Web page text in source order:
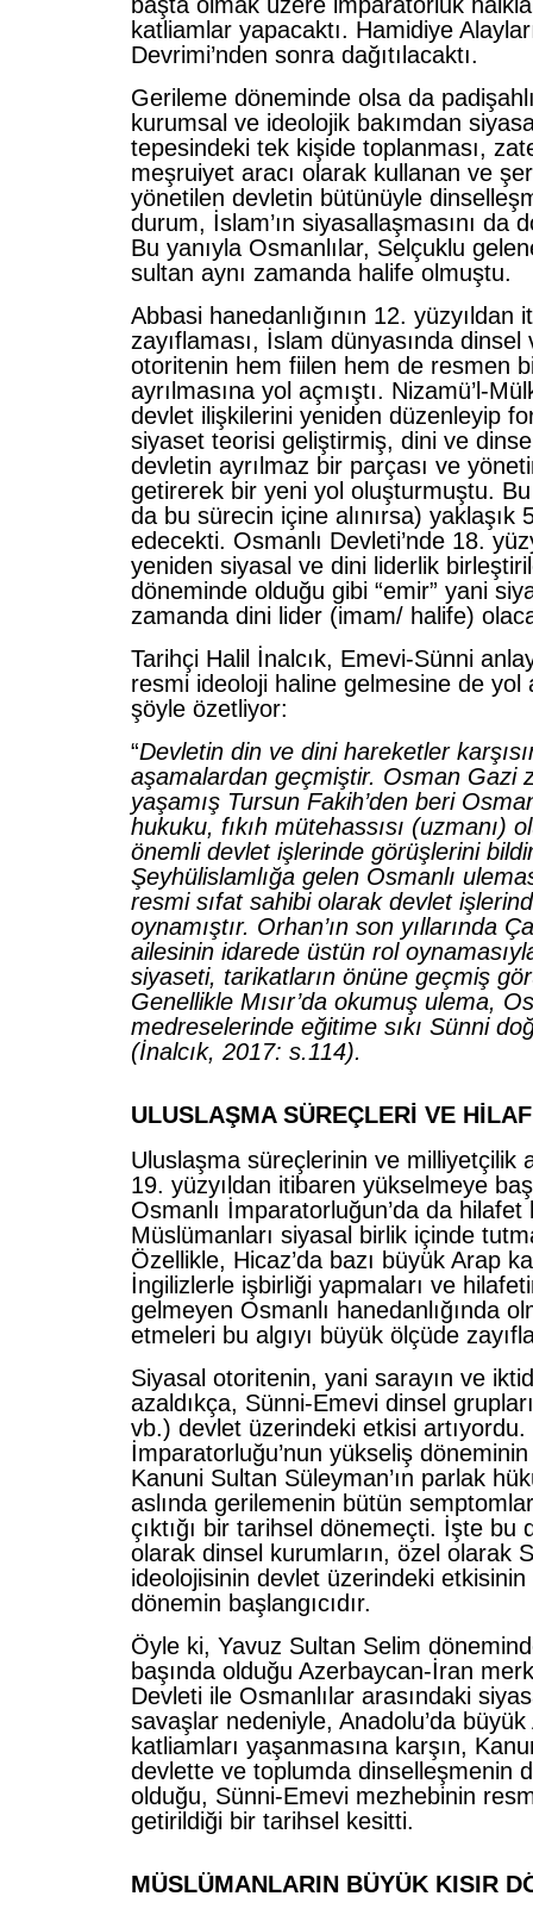
başta olmak üzere imparatorluk
katliamlar yapacaktı. Hamidiye
Devrimi’nden sonra dağıtılacaktı.
Gerileme döneminde olsa da
kurumsal ve ideolojik bakımdan
tepesindeki tek kişide toplanması,
meşruiyet aracı olarak kullanan ve
yönetilen devletin bütünüyle
durum, İslam’ın siyasallaşmasını da
Bu yanıyla Osmanlılar, Selçuklu
sultan aynı zamanda halife olmuştu.
Abbasi hanedanlığının 12. yüzyıldan
zayıflaması, İslam dünyasında dinsel
otoritenin hem fiilen hem de resmen
ayrılmasına yol açmıştı. Nizamü’l-
devlet ilişkilerini yeniden düzenleyip
siyaset teorisi geliştirmiş, dini ve
devletin ayrılmaz bir parçası ve
getirerek bir yeni yol oluşturmuştu.
da bu sürecin içine alınırsa) yaklaşık
edecekti. Osmanlı Devleti’nde 18.
yeniden siyasal ve dini liderlik
döneminde olduğu gibi “emir” yani
zamanda dini lider (imam/ halife)
Tarihçi Halil İnalcık, Emevi-Sünni
resmi ideoloji haline gelmesine de yol
şöyle özetliyor:
“Devletin din ve dini hareketler
aşamalardan geçmiştir. Osman Gazi
yaşamış Tursun Fakih’den beri
hukuku, fıkıh mütehassısı (uzmanı)
önemli devlet işlerinde görüşlerini
Şeyhülislamlığa gelen Osmanlı
resmi sıfat sahibi olarak devlet
oynamıştır. Orhan’ın son yıllarında
ailesinin idarede üstün rol
siyaseti, tarikatların önüne geçmiş
Genellikle Mısır’da okumuş ulema,
medreselerinde eğitime sıkı Sünni
(İnalcık, 2017: s.114).
ULUSLAŞMA SÜREÇLERİ VE
Uluslaşma süreçlerinin ve milliyetçilik
19. yüzyıldan itibaren yükselmeye
Osmanlı İmparatorluğun’da da hilafet
Müslümanları siyasal birlik içinde
Özellikle, Hicaz’da bazı büyük Arap
İngilizlerle işbirliği yapmaları ve
gelmeyen Osmanlı hanedanlığında
etmeleri bu algıyı büyük ölçüde
Siyasal otoritenin, yani sarayın ve
azaldıkça, Sünni-Emevi dinsel
vb.) devlet üzerindeki etkisi artıyordu.
İmparatorluğu’nun yükseliş
Kanuni Sultan Süleyman’ın parlak
aslında gerilemenin bütün
çıktığı bir tarihsel dönemeçti. İşte bu
olarak dinsel kurumların, özel olarak
ideolojisinin devlet üzerindeki etkisinin
dönemin başlangıcıdır.
Öyle ki, Yavuz Sultan Selim
başında olduğu Azerbaycan-İran
Devleti ile Osmanlılar arasındaki
savaşlar nedeniyle, Anadolu’da
katliamları yaşanmasına karşın,
devlette ve toplumda dinselleşmenin
olduğu, Sünni-Emevi mezhebinin
getirildiği bir tarihsel kesitti.
MÜSLÜMANLARIN BÜYÜK KISIR